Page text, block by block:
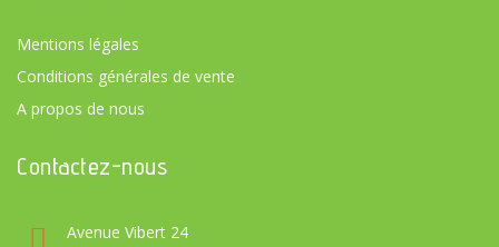
Mentions légales
Conditions générales de vente
A propos de nous
Contactez-nous
Avenue Vibert 24